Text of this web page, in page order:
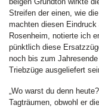
Streifen der einen, wie
machten diesen Eindruck
Rosenheim, notierte ich
pünktlich diese
noch bis zum
Triebzüge ausgeliefert
„Wo warst du denn
Tagträumen, obwohl er